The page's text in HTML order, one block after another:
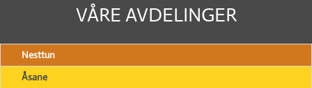
VÅRE AVDELINGER
Nesttun
Åsane